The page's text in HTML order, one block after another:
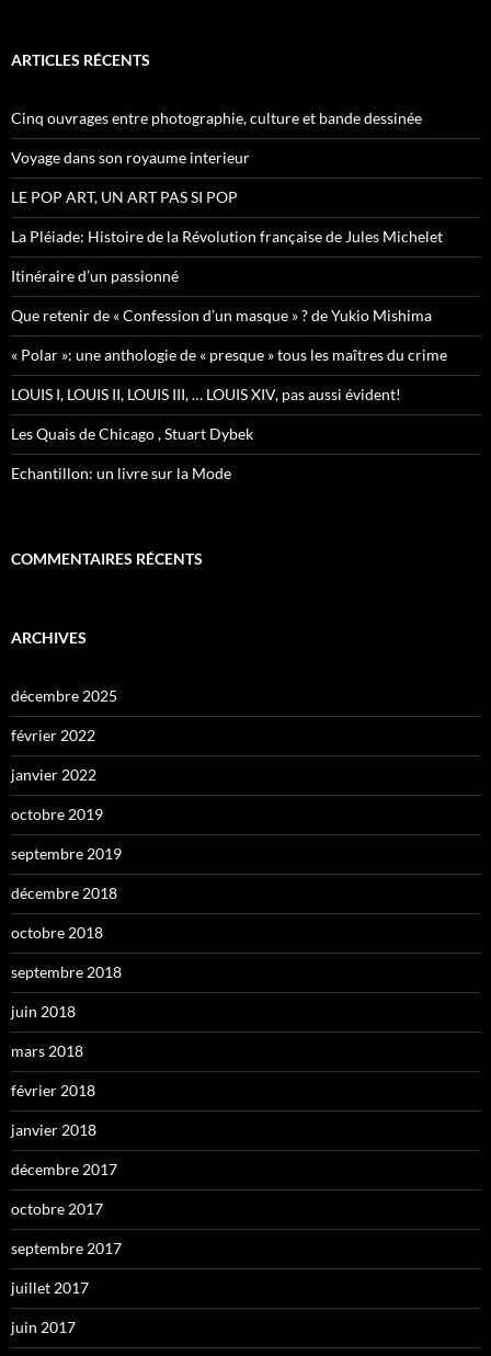
e
h
e
r
:
ARTICLES RÉCENTS
Cinq ouvrages entre photographie, culture et bande dessinée
Voyage dans son royaume interieur
LE POP ART, UN ART PAS SI POP
La Pléiade: Histoire de la Révolution française de Jules Michelet
Itinéraire d’un passionné
Que retenir de « Confession d’un masque » ? de Yukio Mishima
« Polar »: une anthologie de « presque » tous les maîtres du crime
LOUIS I, LOUIS II, LOUIS III, … LOUIS XIV, pas aussi évident!
Les Quais de Chicago , Stuart Dybek
Echantillon: un livre sur la Mode
COMMENTAIRES RÉCENTS
ARCHIVES
décembre 2025
février 2022
janvier 2022
octobre 2019
septembre 2019
décembre 2018
octobre 2018
septembre 2018
juin 2018
mars 2018
février 2018
janvier 2018
décembre 2017
octobre 2017
septembre 2017
juillet 2017
juin 2017